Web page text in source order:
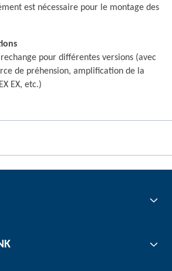
est nécessaire pour le montage des
pour différentes versions (avec
de préhension, amplification de la
EX, etc.)